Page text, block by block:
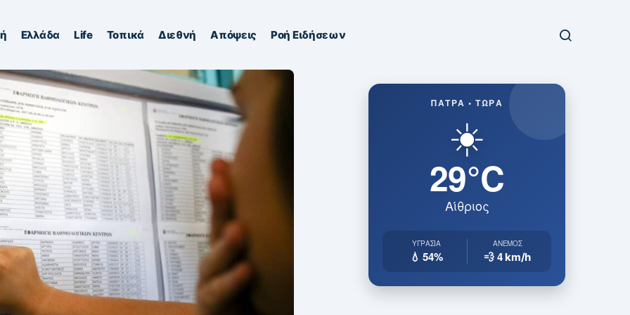
Ελλάδα Life Τοπικά Διεθνή Απόψεις Ροή Ειδήσεων
ΠΆΤΡΑ • ΤΏΡΑ
☀️
29°C
Αίθριος
ΥΓΡΑΣΊΑ
💧 54%
ΆΝΕΜΟΣ
💨 4km/h